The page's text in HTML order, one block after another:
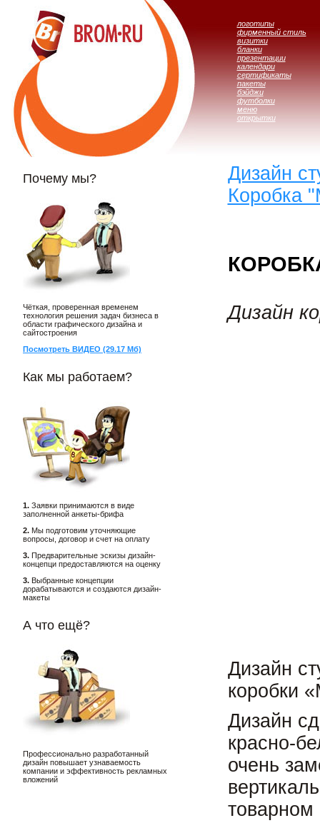
логотипы
фирменный стиль
визитки
бланки
презентации
календари
сертификаты
пакеты
бэйджи
футболки
меню
открытки
Почему мы?
Чёткая, проверенная временем
технология решения задач бизнеса в
области графического дизайна и
сайтостроения
Посмотреть ВИДЕО (29.17 Мб)
Как мы работаем?
1. Заявки принимаются в виде
заполненной анкеты-брифа
2. Мы подготовим уточняющие
вопросы, договор и счет на оплату
3. Предварительные эскизы дизайн-
концепци предоставляются на оценку
3. Выбранные концепции
дорабатываются и создаются дизайн-
макеты
А что ещё?
Профессионально разработанный
дизайн повышает узнаваемость
компании и эффективность рекламных
вложений
Дизайн
Коробка
Дизайн
Дизайн
коробки
Дизайн
красно-
очень
товарном